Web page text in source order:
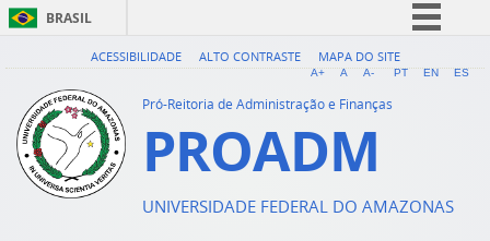
BRASIL
Simplifique!
Acesso à informação
ACESSIBILIDADE ALTO CONTRASTE MAPA DO SITE
A+ A A- PT EN ES
Pró-Reitoria de Administração e Finanças
PROADM
UNIVERSIDADE FEDERAL DO AMAZONAS